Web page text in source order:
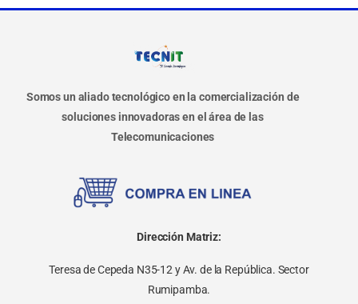
Somos un aliado tecnológico en la comercialización de
soluciones innovadoras en el área de las
Telecomunicaciones
Dirección Matriz:
Teresa de Cepeda N35-12 y Av. de la República. Sector
Rumipamba.